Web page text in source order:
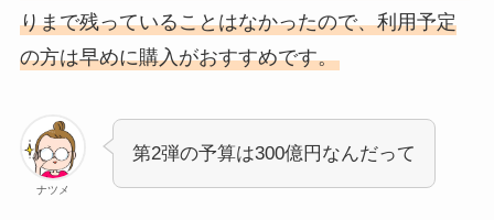
りまで残っていることはなかったので、利用予定
の方は早めに購入がおすすめです。
ナツメ
第2弾の予算は300億円なんだって